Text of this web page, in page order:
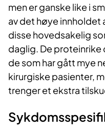
men er ganske like i
av det høye innholdet
disse hovedsakelig
daglig. De proteinrike
de som har gått mye
kirurgiske pasienter,
trenger et ekstra